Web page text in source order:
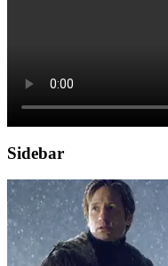
Sidebar